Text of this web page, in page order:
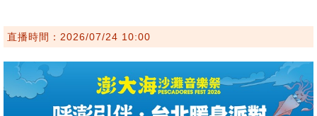
直播時間：2026/07/24 10:00